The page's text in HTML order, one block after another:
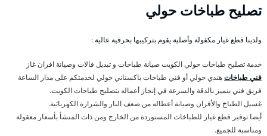
تصليح طباخات حولي
ولدينا قطع غيار مكفولة وأصلية يقوم بتركيبها بحرفية عالية :
خدمة تصليح طباخات حولي الكويت صيانة طباخات و تبديل فالات وصيانة افران غاز
فني طباخاتهندي حولي أو فني طباخات باكستاني حولي لخدمتكم على مدار الساعة
فريق فني يتميز بالدقة والسرعة في إنجاز أعماله بتصليح طباخات الكويت.
غسيل الطباخ والأفران وصيانة أعطاله من ضعف النار والشرارة الكهربائية.
أيضا توفير قطع غيار للطباخات المستوردة من الخارج ومن ذات المنشأ بأسعار معقولة
ومناسبة للجميع.